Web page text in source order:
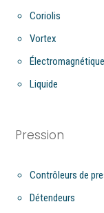
Coriolis
Vortex
Liquide
Pression
Contrôleurs de
Détendeurs